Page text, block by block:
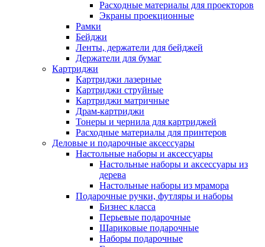
Расходные материалы для проекторов
Экраны проекционные
Рамки
Бейджи
Ленты, держатели для бейджей
Держатели для бумаг
Картриджи
Картриджи лазерные
Картриджи струйные
Картриджи матричные
Драм-картриджи
Тонеры и чернила для картриджей
Расходные материалы для принтеров
Деловые и подарочные аксессуары
Настольные наборы и аксессуары
Настольные наборы и аксессуары из
дерева
Настольные наборы из мрамора
Подарочные ручки, футляры и наборы
Бизнес класса
Перьевые подарочные
Шариковые подарочные
Наборы подарочные